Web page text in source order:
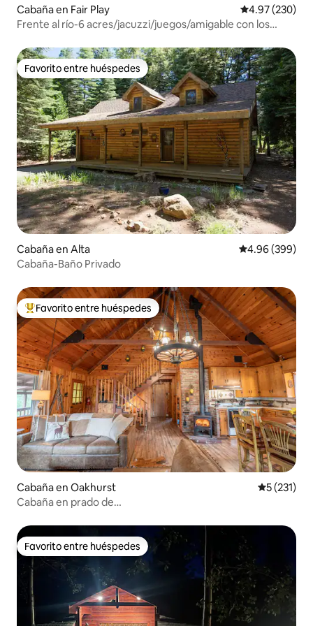
Cabaña en Fair Play Calificación
4.97 (230)
Frente al río-6 acres/jacuzzi/juegos/amigable con los
Favorito entre huéspedes
Favorito entre huéspedes
Cabaña en Alta Calificación
4.96 (399)
Cabaña-Baño Privado
Favorito entre huéspedes preferido
Favorito entre huéspedes
Cabaña en Oakhurst
5 (231)
Cabaña en prado de
Favorito entre huéspedes
Favorito entre huéspedes